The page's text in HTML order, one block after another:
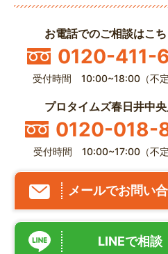
お電話でのご相談はこち
0120-411-
受付時間 10:00~18:00（不定
プロタイムズ春日井中
0120-018-
受付時間 10:00~17:00（不定
メールでお問い
LINEで相談